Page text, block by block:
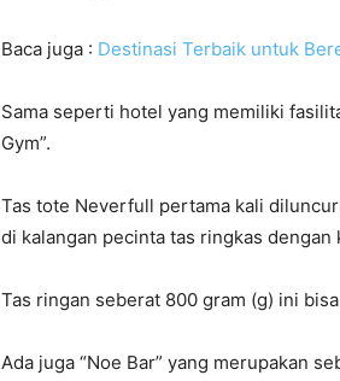
Baca juga : Destinasi Terbaik untuk
Sama seperti hotel yang memiliki
Gym”.
Tas tote Neverfull pertama kali
di kalangan pecinta tas ringkas dengan
Tas ringan seberat 800 gram (g) ini
Ada juga “Noe Bar” yang merupakan